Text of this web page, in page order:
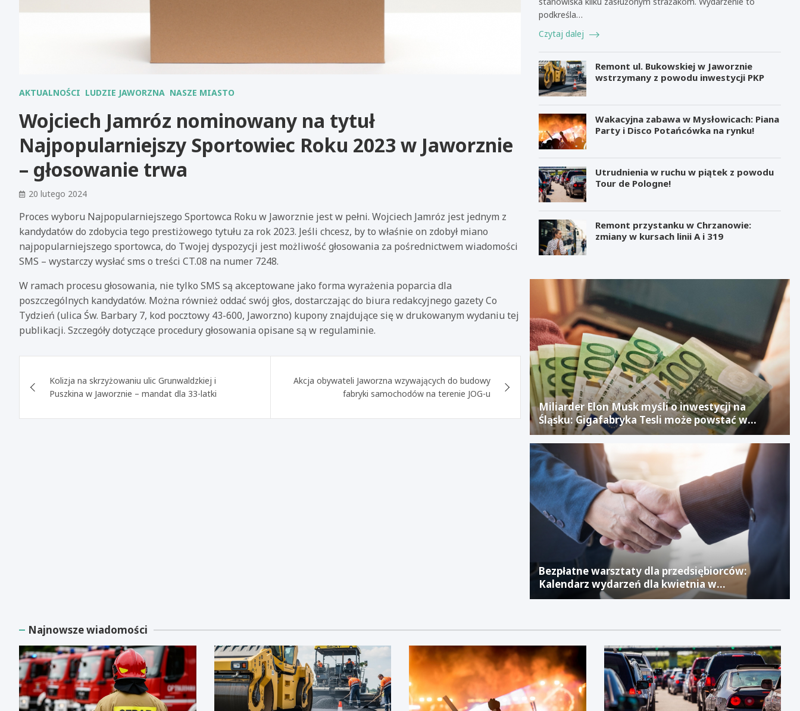
AKTUALNOŚCI LUDZIE JAWORZNA NASZE MIASTO
Wojciech Jamróz nominowany na tytuł
Najpopularniejszy Sportowiec Roku 2023 w Jaworznie
– głosowanie trwa
20 lutego 2024
Proces wyboru Najpopularniejszego Sportowca Roku w Jaworznie jest w pełni. Wojciech Jamróz jest jednym z
kandydatów do zdobycia tego prestiżowego tytułu za rok 2023. Jeśli chcesz, by to właśnie on zdobył miano
najpopularniejszego sportowca, do Twojej dyspozycji jest możliwość głosowania za pośrednictwem wiadomości
SMS – wystarczy wysłać sms o treści CT.08 na numer 7248.
W ramach procesu głosowania, nie tylko SMS są akceptowane jako forma wyrażenia poparcia dla
poszczególnych kandydatów. Można również oddać swój głos, dostarczając do biura redakcyjnego gazety Co
Tydzień (ulica Św. Barbary 7, kod pocztowy 43-600, Jaworzno) kupony znajdujące się w drukowanym wydaniu tej
publikacji. Szczegóły dotyczące procedury głosowania opisane są w regulaminie.
wpisu
Kolizja na skrzyżowaniu ulic Grunwaldzkiej i
Puszkina w Jaworznie – mandat dla 33-latki
Akcja obywateli Jaworzna wzywających do budowy
fabryki samochodów na terenie JOG-u
podkreśla…
Czytaj dalej
Remont ul. Bukowskiej w Jaworznie
wstrzymany z powodu inwestycji PKP
Wakacyjna zabawa w Mysłowicach: Piana
Party i Disco Potańcówka na rynku!
Utrudnienia w ruchu w piątek z powodu
Tour de Pologne!
Remont przystanku w Chrzanowie:
zmiany w kursach linii A i 319
Miliarder Elon Musk myśli o inwestycji na
Śląsku: Gigafabryka Tesli może powstać w
mieście po upadłym projekcie Izerze
Bezpłatne warsztaty dla przedsiębiorców:
Kalendarz wydarzeń dla kwietnia w
Jaworznickim Laboratorium Biznesu
Najnowsze wiadomości